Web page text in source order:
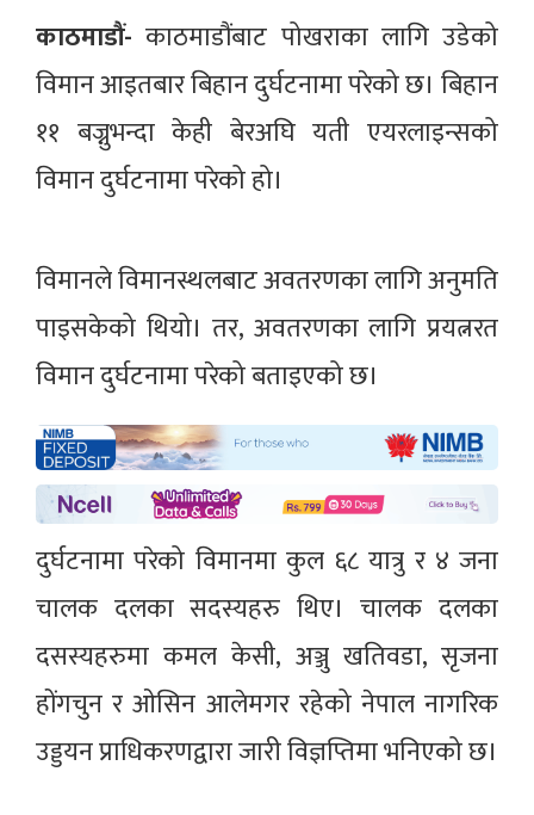
काठमाडौं-काठमाडौंबाट पोखराका लागि उडेको
विमान आइतबार बिहान दुर्घटनामा परेको छ। बिहान
११ बज्नुभन्दा केही बेरअघि यती एयरलाइन्सको
विमान दुर्घटनामा परेको हो।
विमानले विमानस्थलबाट अवतरणका लागि अनुमति
पाइसकेको थियो। तर, अवतरणका लागि प्रयत्नरत
विमान दुर्घटनामा परेको बताइएको छ।
दुर्घटनामा परेको विमानमा कुल ६८ यात्रु र ४ जना
चालक दलका सदस्यहरु थिए। चालक दलका
दसस्यहरुमा कमल केसी, अञ्जु खतिवडा, सृजना
होंगचुन र ओसिन आलेमगर रहेको नेपाल नागरिक
उड्डयन प्राधिकरणद्वारा जारी विज्ञप्तिमा भनिएको छ।